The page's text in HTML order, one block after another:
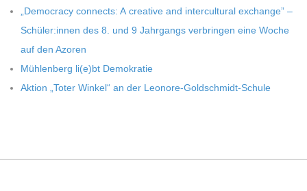
D
T
-
„Demo­cracy con­nects: A crea­tive and inter­cul­tu­ral exch­ange” –
Schüler:innen des 8. und 9 Jahr­gangs ver­brin­gen eine Woche
auf den Azoren
Müh­len­berg li(e)bt Demokratie
Aktion „Toter Win­kel“ an der Leonore-Goldschmidt-Schule